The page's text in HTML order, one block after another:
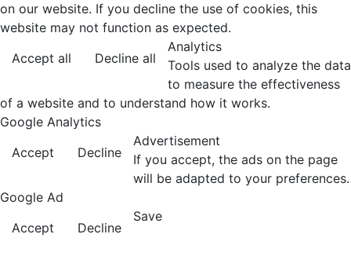
on our website. If you decline the use of cookies, this
website may not function as expected.
Accept all
Decline all
Analytics
Tools used to analyze the data
to measure the effectiveness
of a website and to understand how it works.
Google Analytics
Accept
Decline
Advertisement
If you accept, the ads on the page
will be adapted to your preferences.
Google Ad
Accept
Decline
Save